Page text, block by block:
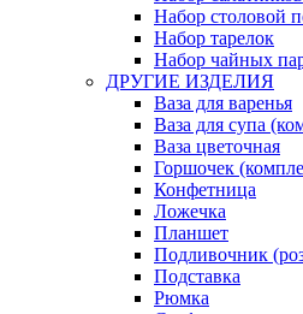
Набор столовой
Набор тарелок
Набор чайных
ДРУГИЕ ИЗДЕЛИЯ
Ваза для варенья
Ваза для супа
Ваза цветочная
Горшочек
Конфетница
Ложечка
Планшет
Подливочник
Подставка
Рюмка